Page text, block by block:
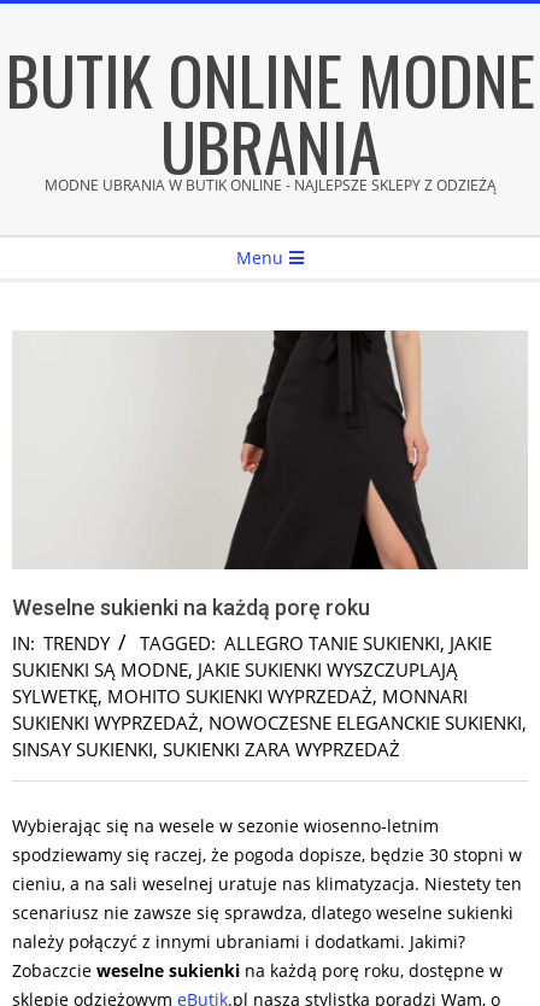
content
BUTIK ONLINE MODNE
UBRANIA
MODNE UBRANIA W BUTIK ONLINE - NAJLEPSZE SKLEPY Z ODZIEŻĄ
Menu
Weselne sukienki na każdą porę roku
IN: TRENDY TAGGED: ALLEGRO TANIE SUKIENKI, JAKIE
SUKIENKI SĄ MODNE, JAKIE SUKIENKI WYSZCZUPLAJĄ
SYLWETKĘ, MOHITO SUKIENKI WYPRZEDAŻ, MONNARI
SUKIENKI WYPRZEDAŻ, NOWOCZESNE ELEGANCKIE SUKIENKI,
SINSAY SUKIENKI, SUKIENKI ZARA WYPRZEDAŻ
Wybierając się na wesele w sezonie wiosenno-letnim
spodziewamy się raczej, że pogoda dopisze, będzie 30 stopni w
cieniu, a na sali weselnej uratuje nas klimatyzacja. Niestety ten
scenariusz nie zawsze się sprawdza, dlatego weselne sukienki
należy połączyć z innymi ubraniami i dodatkami. Jakimi?
Zobaczcie weselne sukienki na każdą porę roku, dostępne w
sklepie odzieżowym eButik.pl nasza stylistka poradzi Wam, o